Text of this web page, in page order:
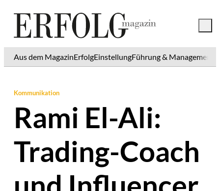
Aus dem MagazinErfolgEinstellungFührung & Management
Kommunikation
Rami El-Ali:
Trading-Coach